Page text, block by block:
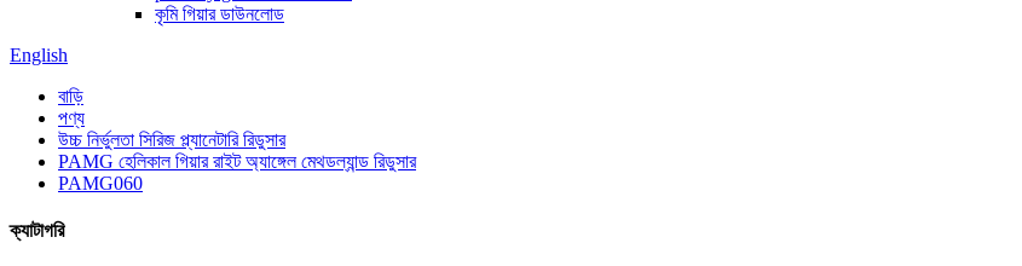
কৃমি গিয়ার ডাউনলোড
English
বাড়ি
পণ্য
উচ্চ নির্ভুলতা সিরিজ প্ল্যানেটারি রিডুসার
PAMG হেলিকাল গিয়ার রাইট অ্যাঙ্গেল মেথডল্যান্ড রিডুসার
PAMG060
ক্যাটাগরি